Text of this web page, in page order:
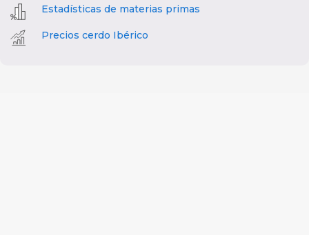
Estadísticas de materias primas
Precios cerdo Ibérico